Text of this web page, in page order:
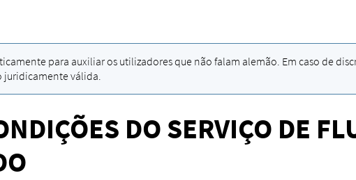
para auxiliar os utilizadores que não falam alemão. Em caso de
juridicamente válida.
DO SERVIÇO DE